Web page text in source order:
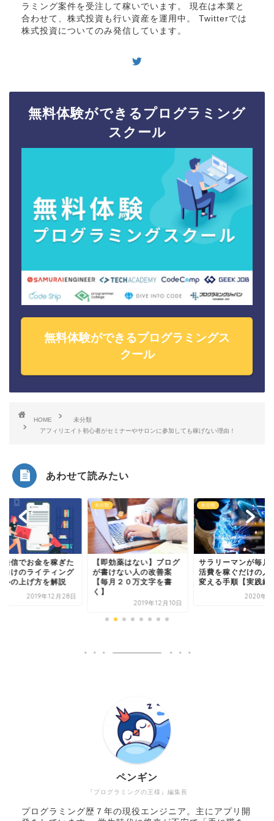
ラミング案件を受注して稼いでいます。 現在は本業と
合わせて、株式投資も行い資産を運用中。 Twitterでは
株式投資についてのみ発信しています。
無料体験ができるプログラミング
スクール
無料体験ができるプログラミングス
クール
HOME
未分類
アフィリエイト初心者がセミナーやサロンに参加しても稼げない理由！
あわせて読みたい
発信でお金を稼ぎた
向けのライティング
ルの上げ方を解説
2019年12月28日
未分類
【即効薬はない】ブログ
が書けない人の改善案
【毎月２０万文字を書
く】
2019年12月10日
未分類
サラリーマンが毎月
活費を稼ぐだけの人
変える手順【実践編
2020年2
『プログラミングの王様』編集長
ペンギン
プログラミング歴７年の現役エンジニア。主にアプリ開